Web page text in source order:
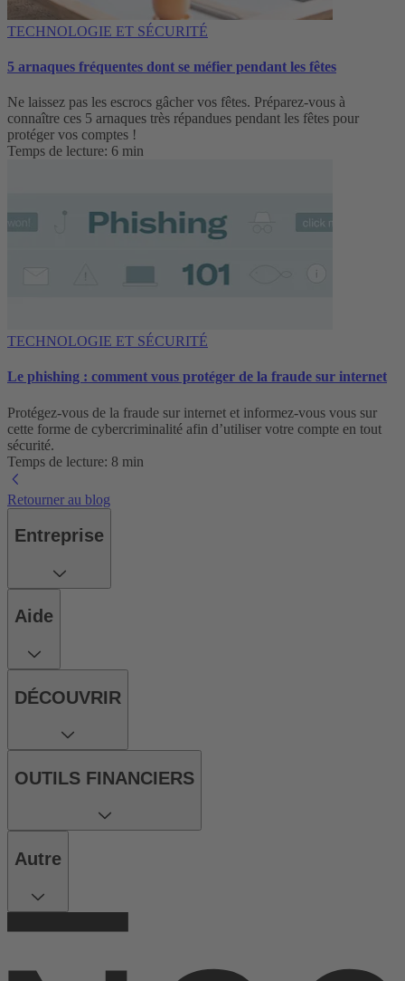
TECHNOLOGIE ET SÉCURITÉ
5 arnaques fréquentes dont se méfier pendant les fêtes
Ne laissez pas les escrocs gâcher vos fêtes. Préparez-vous à
connaître ces 5 arnaques très répandues pendant les fêtes pour
protéger vos comptes !
Temps de lecture: 6 min
TECHNOLOGIE ET SÉCURITÉ
Le phishing : comment vous protéger de la fraude sur internet
Protégez-vous de la fraude sur internet et informez-vous vous sur
cette forme de cybercriminalité afin d’utiliser votre compte en tout
sécurité.
Temps de lecture: 8 min
Retourner au blog
Entreprise
Aide
DÉCOUVRIR
OUTILS FINANCIERS
Autre